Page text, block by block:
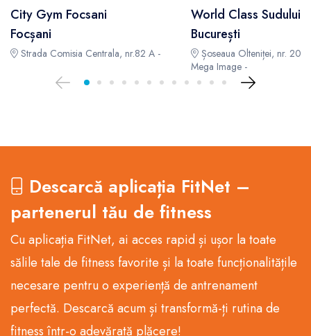
City Gym Focsani
Focșani
Strada Comisia Centrala, nr.82 A -
World Class Sudului
București
Șoseaua Olteniței, nr.
Mega Image -
Descarcă aplicația FitNet –
partenerul tău de fitness
Cu aplicația FitNet, ai acces rapid și ușor la toate
sălile tale de fitness favorite și la toate funcționalitățile
necesare pentru o experiență de antrenament
perfectă. Descarcă acum și transformă-ți rutina de
fitness într-o adevărată plăcere!